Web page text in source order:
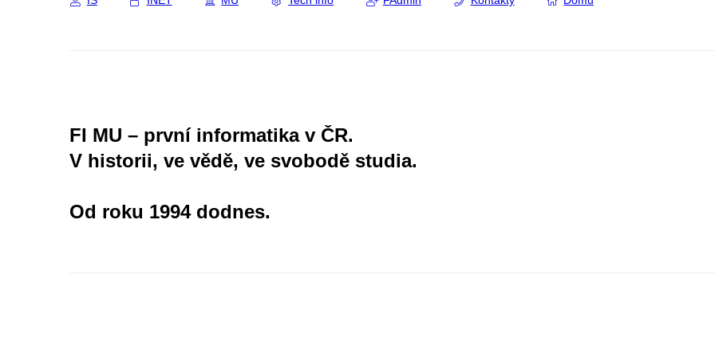
FI MU – první informatika v ČR.
V historii, ve vědě, ve svobodě studia.
Od roku 1994 dodnes.